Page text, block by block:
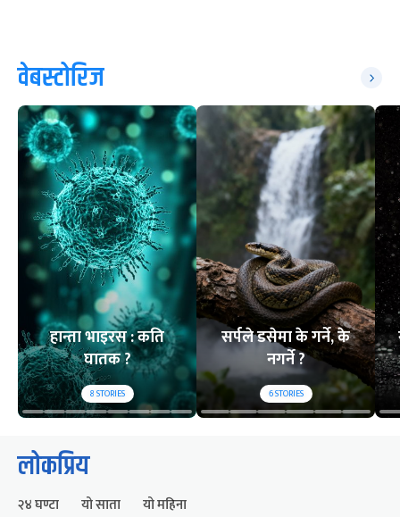
वेबस्टोरिज
हान्ता भाइरस : कति
घातक ?
8STORIES
सर्पले डसेमा के गर्ने, के
नगर्ने ?
6STORIES
लोकप्रिय
२४ घण्टा यो साता यो महिना